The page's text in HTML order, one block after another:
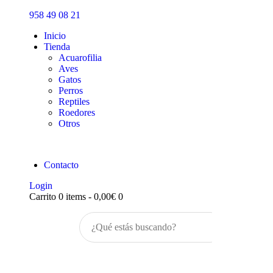
958 49 08 21
Inicio
Tienda
Acuarofilia
Aves
Gatos
Perros
Reptiles
Roedores
Otros
Contacto
Login
Carrito 0 items - 0,00€ 0
Inicio